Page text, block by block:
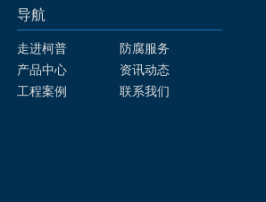
导航
走进柯普
产品中心
工程案例
防腐服务
资讯动态
联系我们